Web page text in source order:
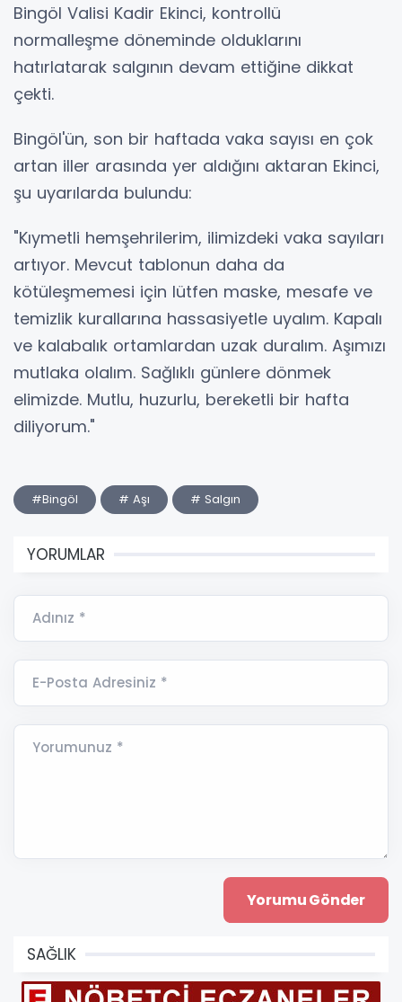
Bingöl Valisi Kadir Ekinci, kontrollü
normalleşme döneminde olduklarını
hatırlatarak salgının devam ettiğine dikkat
çekti.
Bingöl'ün, son bir haftada vaka sayısı en çok
artan iller arasında yer aldığını aktaran Ekinci,
şu uyarılarda bulundu:
"Kıymetli hemşehrilerim, ilimizdeki vaka sayıları
artıyor. Mevcut tablonun daha da
kötüleşmemesi için lütfen maske, mesafe ve
temizlik kurallarına hassasiyetle uyalım. Kapalı
ve kalabalık ortamlardan uzak duralım. Aşımızı
mutlaka olalım. Sağlıklı günlere dönmek
elimizde. Mutlu, huzurlu, bereketli bir hafta
diliyorum."
#Bingöl # Aşı # Salgın
YORUMLAR
Adınız *
E-Posta Adresiniz *
Yorumunuz *
SAĞLIK